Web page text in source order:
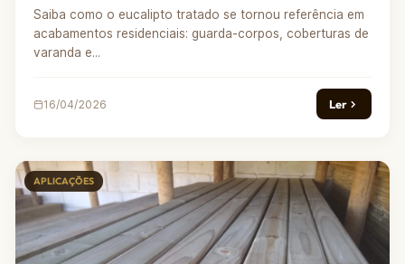
Saiba como o eucalipto tratado se tornou referência em
acabamentos residenciais: guarda-corpos, coberturas de
varanda e...
16/04/2026 Ler
APLICAÇÕES